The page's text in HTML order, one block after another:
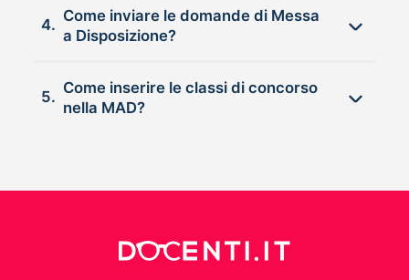
4.
Come inviare le domande di Messa
a Disposizione?
5.
Come inserire le classi di concorso
nella MAD?